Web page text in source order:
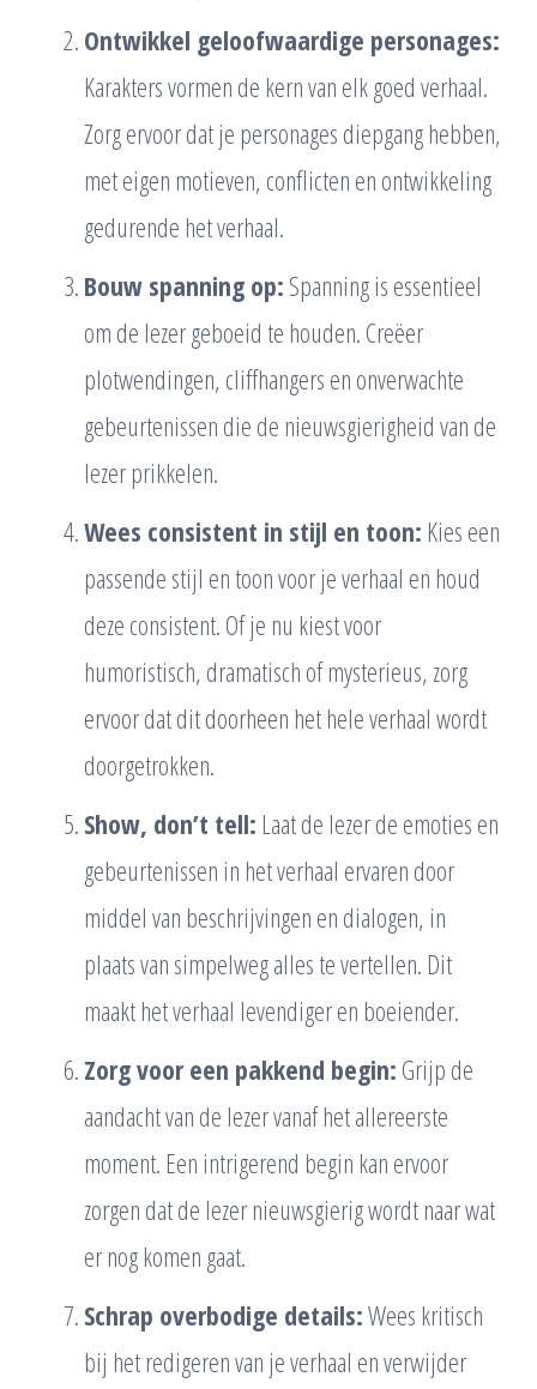
Ontwikkel geloofwaardige personages:
Karakters vormen de kern van elk goed verhaal.
Zorg ervoor dat je personages diepgang hebben,
met eigen motieven, conflicten en ontwikkeling
gedurende het verhaal.
Bouw spanning op: Spanning is essentieel
om de lezer geboeid te houden. Creëer
plotwendingen, cliffhangers en onverwachte
gebeurtenissen die de nieuwsgierigheid van de
lezer prikkelen.
Wees consistent in stijl en toon: Kies een
passende stijl en toon voor je verhaal en houd
deze consistent. Of je nu kiest voor
humoristisch, dramatisch of mysterieus, zorg
ervoor dat dit doorheen het hele verhaal wordt
doorgetrokken.
Show, don’t tell: Laat de lezer de emoties en
gebeurtenissen in het verhaal ervaren door
middel van beschrijvingen en dialogen, in
plaats van simpelweg alles te vertellen. Dit
maakt het verhaal levendiger en boeiender.
Zorg voor een pakkend begin: Grijp de
aandacht van de lezer vanaf het allereerste
moment. Een intrigerend begin kan ervoor
zorgen dat de lezer nieuwsgierig wordt naar wat
er nog komen gaat.
Schrap overbodige details:Wees kritisch
bij het redigeren van je verhaal en verwijder